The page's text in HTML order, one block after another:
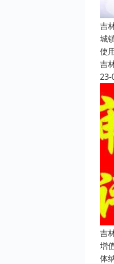
吉
城
使
吉
23-
吉
增
体